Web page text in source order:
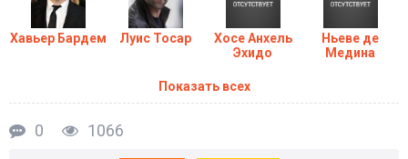
Хавьер Бардем Луис Тосар
Хосе Анхель
Эхидо
Ньеве де
Медина
Показать всех
0 1066